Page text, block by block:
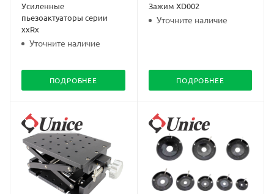
Усиленные
пьезоактуаторы серии
ххRх
Уточните наличие
ПОДРОБНЕЕ
Зажим XD002
Уточните наличие
ПОДРОБНЕЕ